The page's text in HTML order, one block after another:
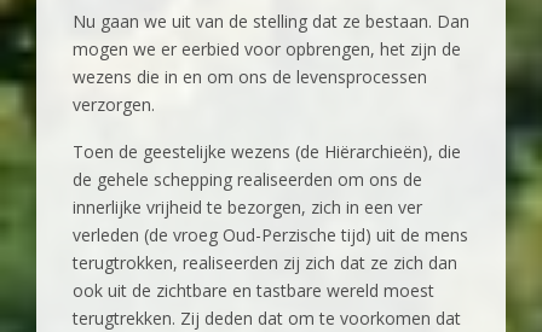
Nu gaan we uit van de stelling dat ze bestaan. Dan
mogen we er eerbied voor opbrengen, het zijn de
wezens die in en om ons de levensprocessen
verzorgen.
Toen de geestelijke wezens (de Hiërarchieën), die
de gehele schepping realiseerden om ons de
innerlijke vrijheid te bezorgen, zich in een ver
verleden (de vroeg Oud-Perzische tijd) uit de mens
terugtrokken, realiseerden zij zich dat ze zich dan
ook uit de zichtbare en tastbare wereld moest
terugtrekken. Zij deden dat om te voorkomen dat